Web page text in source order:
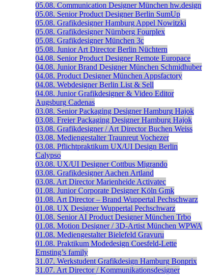
05.08. Communication Designer München hw.design
05.08. Senior Product Designer Berlin SumUp
05.08. Grafikdesigner Hamburg Appel Nowitzki
05.08. Grafikdesigner Nürnberg Fourplex
05.08. Grafikdesigner München 3c
05.08. Junior Art Director Berlin Nüchtern
04.08. Senior Product Designer Remote Europace
04.08. Junior Brand Designer München Schmidhuber
04.08. Product Designer München Appsfactory
04.08. Webdesigner Berlin List & Sell
04.08. Junior Grafikdesigner & Video Editor
Augsburg Cadenas
03.08. Senior Packaging Designer Hamburg Hajok
03.08. Freier Packaging Designer Hamburg Hajok
03.08. Grafikdesigner / Art Director Buchen Weiss
03.08. Mediengestalter Traunreut Vochezer
03.08. Pflichtpraktikum UX/UI Design Berlin
Calypso
03.08. UX/UI Designer Cottbus Migrando
03.08. Grafikdesigner Aachen Artland
03.08. Art Director Marienheide Activatec
01.08. Junior Corporate Designer Köln Gmk
01.08. Art Director – Brand Wuppertal Pechschwarz
01.08. UX Designer Wuppertal Pechschwarz
01.08. Senior AI Product Designer München Trbo
01.08. Motion Designer / 3D-Artist München WPWA
01.08. Mediengestalter Bielefeld Gravuru
01.08. Praktikum Modedesign Coesfeld-Lette
Ernsting’s family
31.07. Werkstudent Grafikdesign Hamburg Bonprix
31.07. Art Director / Kommunikationsdesigner